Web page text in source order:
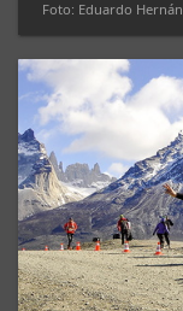
Foto: Eduardo